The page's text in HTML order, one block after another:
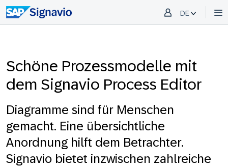
DE
Schöne Prozessmodelle mit
dem Signavio Process Editor
Diagramme sind für Menschen
gemacht. Eine übersichtliche
Anordnung hilft dem Betrachter.
Signavio bietet inzwischen zahlreiche